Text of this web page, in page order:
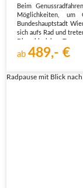
Beim
Möglichkeiten, um
Bundeshauptstadt
sich aufs Rad und
ab489,- €
Radpause mit Blick nach